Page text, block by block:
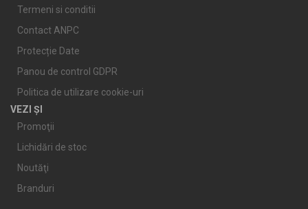
Termeni si conditii
Contact ANPC
Protecție Date
Panou de control GDPR
Politica de utilizare cookie-uri
VEZI ȘI
Promoţii
Lichidări de stoc
Noutăţi
Branduri